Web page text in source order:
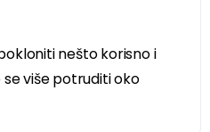
nešto korisno i
više potruditi oko